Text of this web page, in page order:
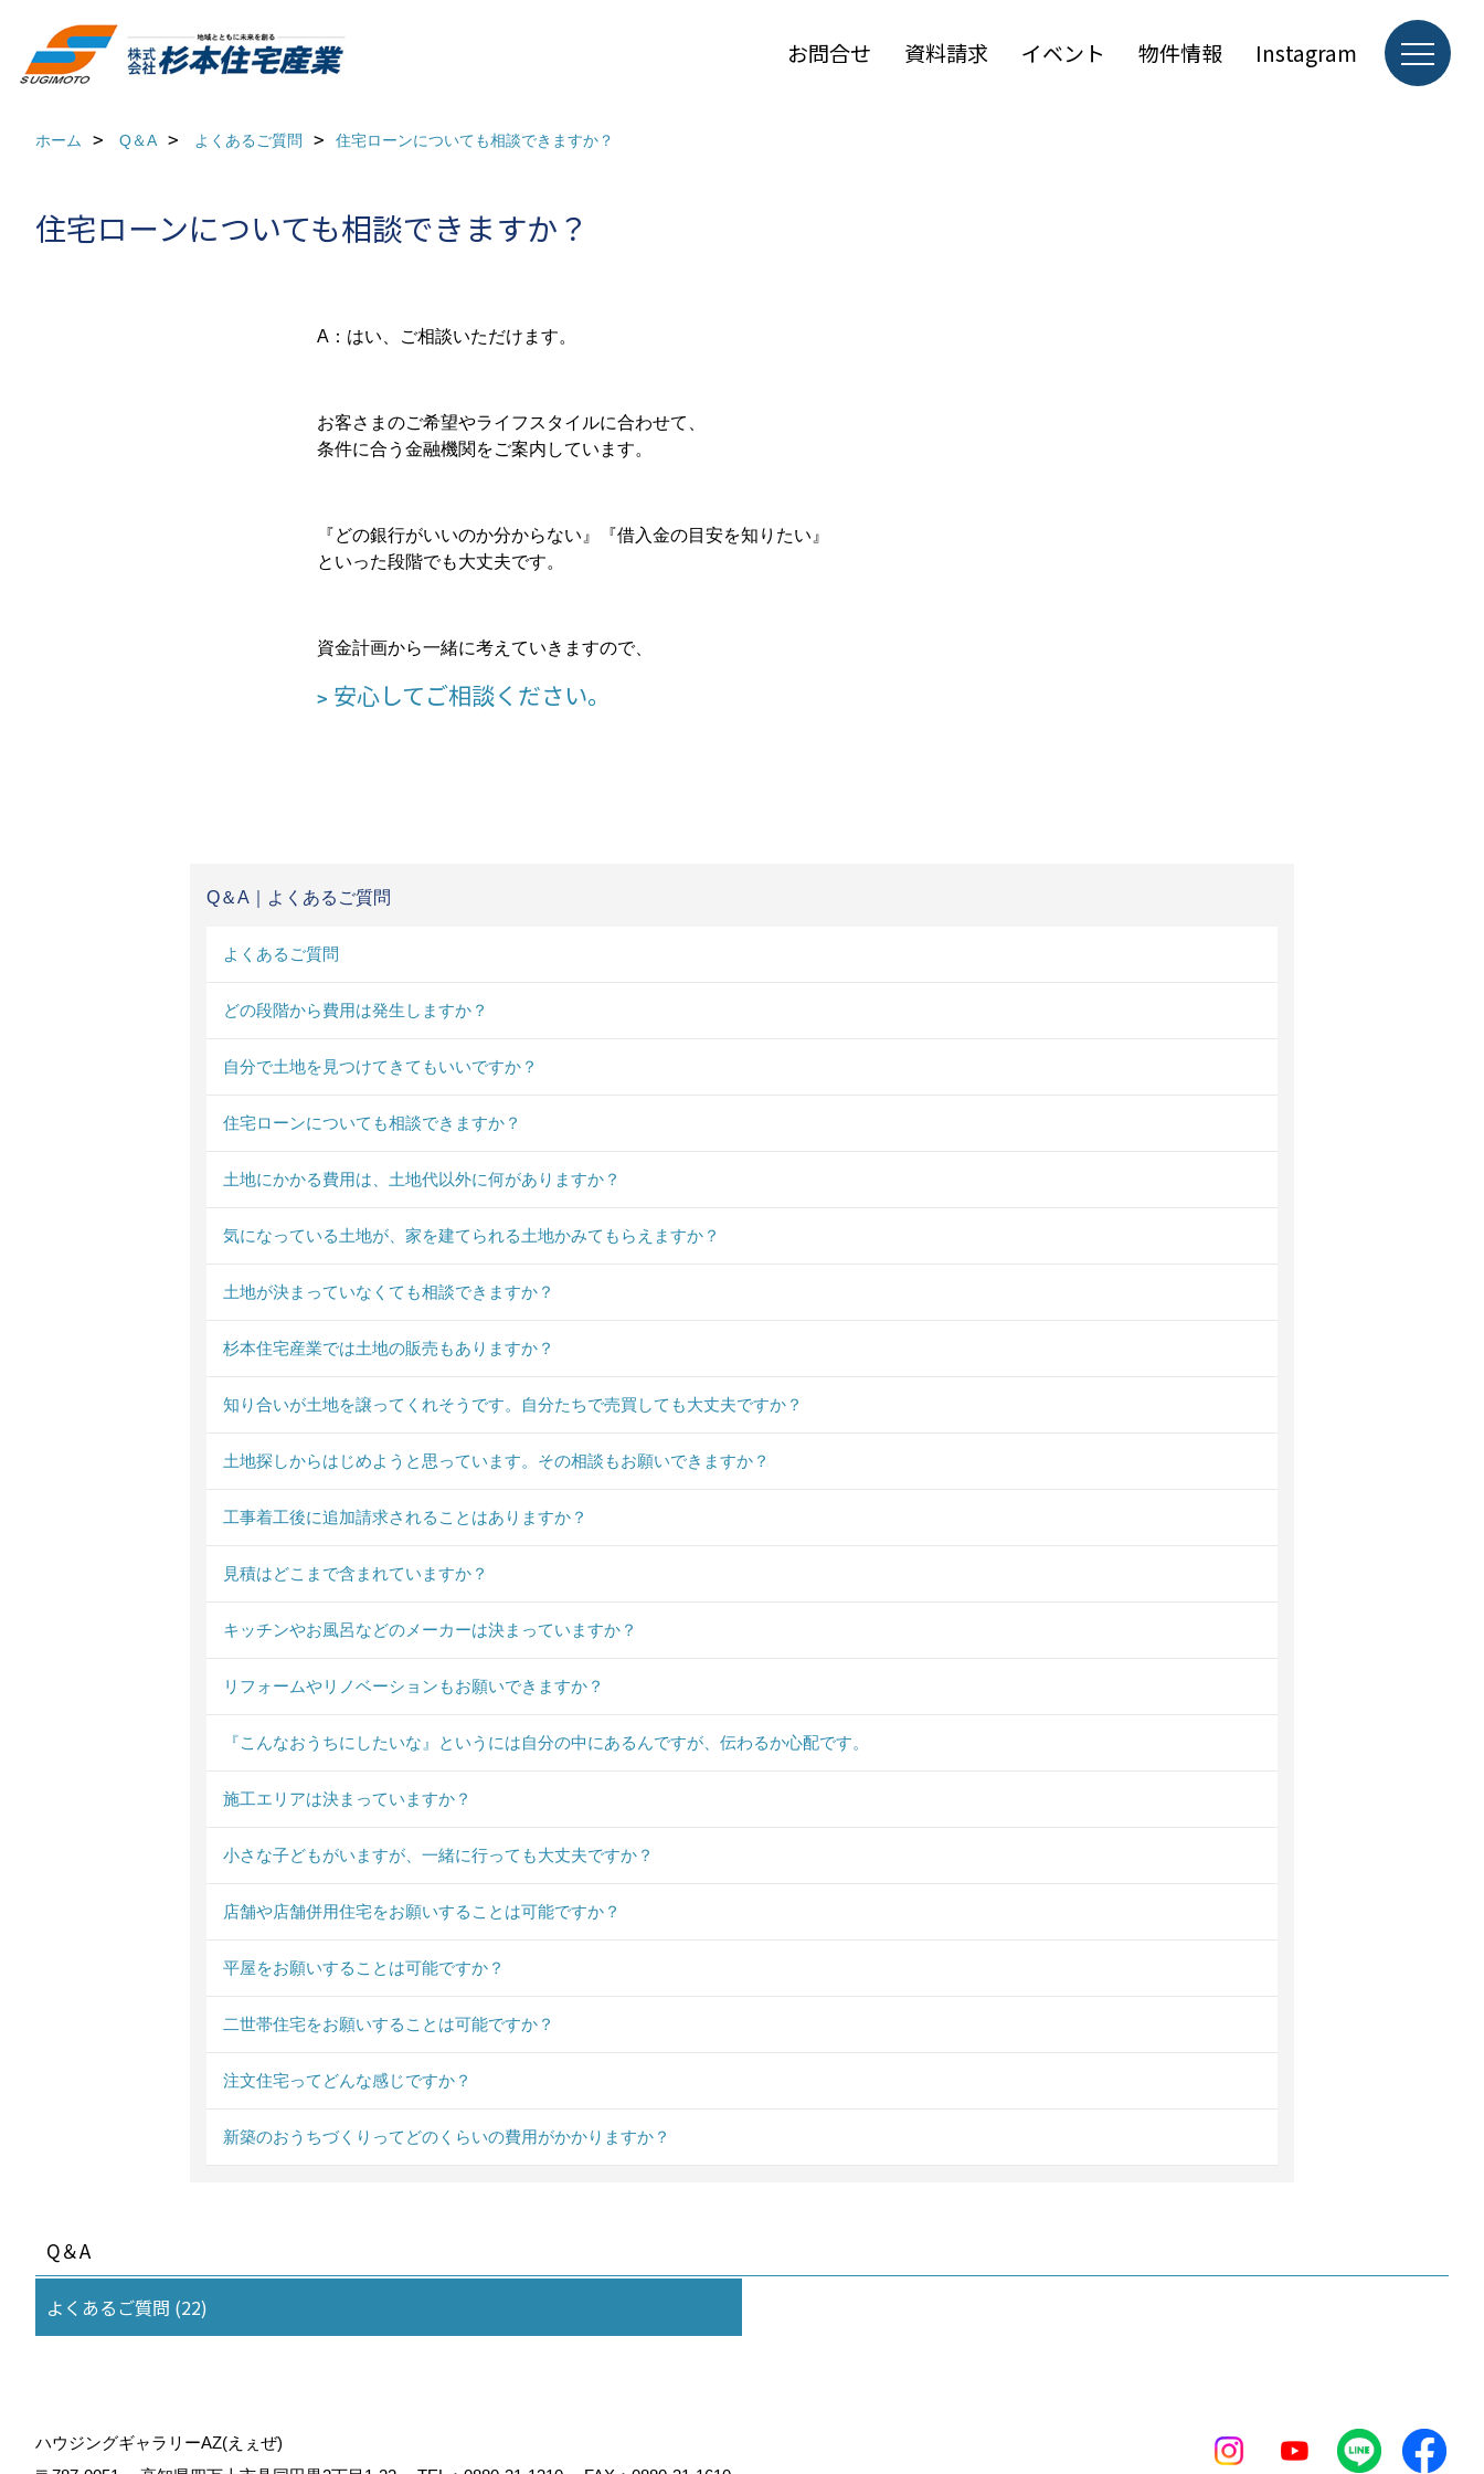
お問合せ 資料請求 イベント 物件情報 Instagram
ホーム Q＆A よくあるご質問 住宅ローンについても相談できますか？
住宅ローンについても相談できますか？
A：はい、ご相談いただけます。
お客さまのご希望やライフスタイルに合わせて、
条件に合う金融機関をご案内しています。
『どの銀行がいいのか分からない』『借入金の目安を知りたい』
といった段階でも大丈夫です。
資金計画から一緒に考えていきますので、
安心してご相談ください。
Q＆A｜よくあるご質問
よくあるご質問
どの段階から費用は発生しますか？
自分で土地を見つけてきてもいいですか？
住宅ローンについても相談できますか？
土地にかかる費用は、土地代以外に何がありますか？
気になっている土地が、家を建てられる土地かみてもらえますか？
土地が決まっていなくても相談できますか？
杉本住宅産業では土地の販売もありますか？
知り合いが土地を譲ってくれそうです。自分たちで売買しても大丈夫ですか？
土地探しからはじめようと思っています。その相談もお願いできますか？
工事着工後に追加請求されることはありますか？
見積はどこまで含まれていますか？
キッチンやお風呂などのメーカーは決まっていますか？
リフォームやリノベーションもお願いできますか？
『こんなおうちにしたいな』というには自分の中にあるんですが、伝わるか心配です。
施工エリアは決まっていますか？
小さな子どもがいますが、一緒に行っても大丈夫ですか？
店舗や店舗併用住宅をお願いすることは可能ですか？
平屋をお願いすることは可能ですか？
二世帯住宅をお願いすることは可能ですか？
注文住宅ってどんな感じですか？
新築のおうちづくりってどのくらいの費用がかかりますか？
Q＆A
よくあるご質問 (22)
ハウジングギャラリーAZ(えぇぜ)